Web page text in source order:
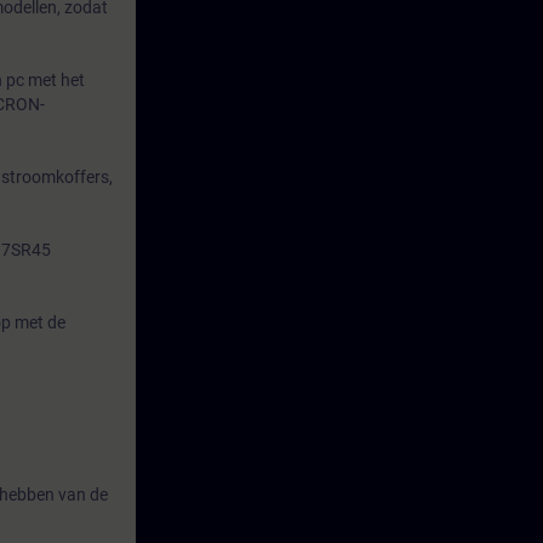
zodat
pc met het
stroomkoffers,
met de
van de